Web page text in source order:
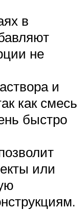
в
не
и
как смесь
быстро
или